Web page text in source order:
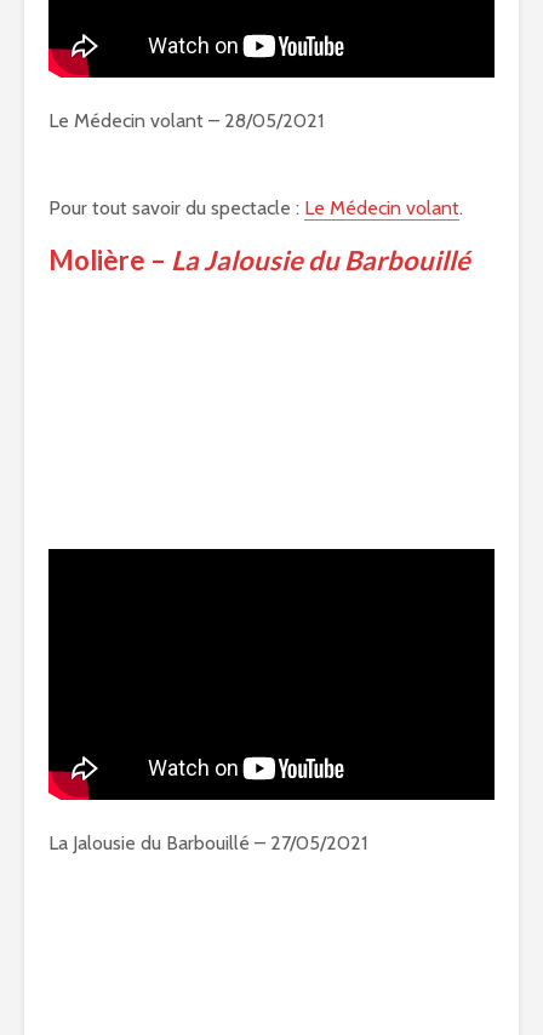
Le Médecin volant – 28/05/2021
Pour tout savoir du spectacle : Le Médecin volant.
Molière – La Jalousie du Barbouillé
La Jalousie du Barbouillé – 27/05/2021